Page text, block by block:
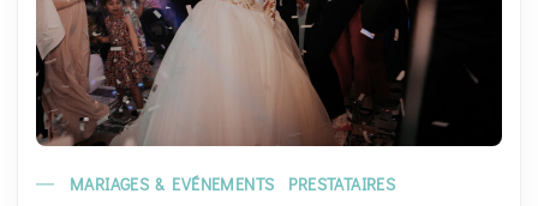
MARIAGES & EVÉNEMENTS PRESTATAIRES